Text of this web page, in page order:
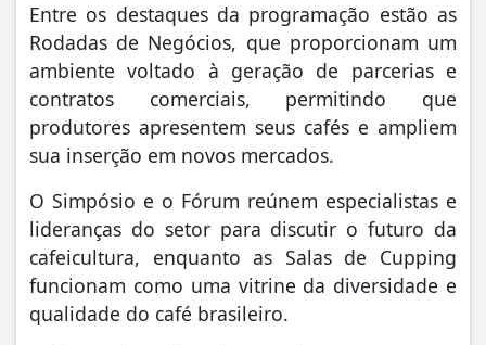
Entre os destaques da programação estão as
Rodadas de Negócios, que proporcionam um
ambiente voltado à geração de parcerias e
contratos comerciais, permitindo que
produtores apresentem seus cafés e ampliem
sua inserção em novos mercados.
O Simpósio e o Fórum reúnem especialistas e
lideranças do setor para discutir o futuro da
cafeicultura, enquanto as Salas de Cupping
funcionam como uma vitrine da diversidade e
qualidade do café brasileiro.